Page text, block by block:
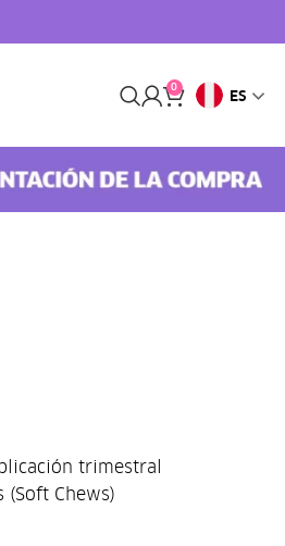
0
ES
trimestral
Chews)